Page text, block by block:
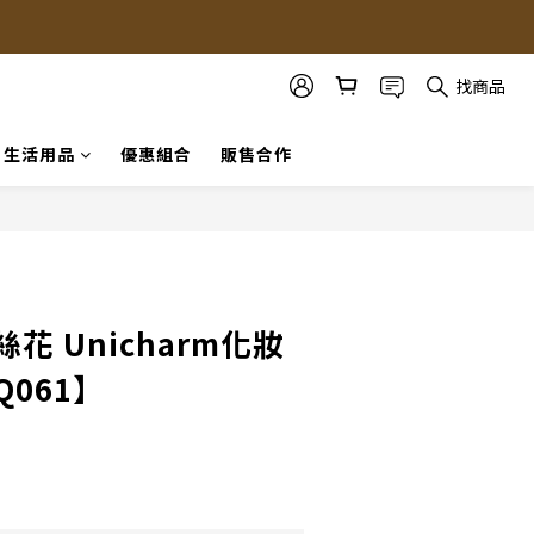
找商品
生活用品 優惠組合 販售合作
花 Unicharm化妝
】